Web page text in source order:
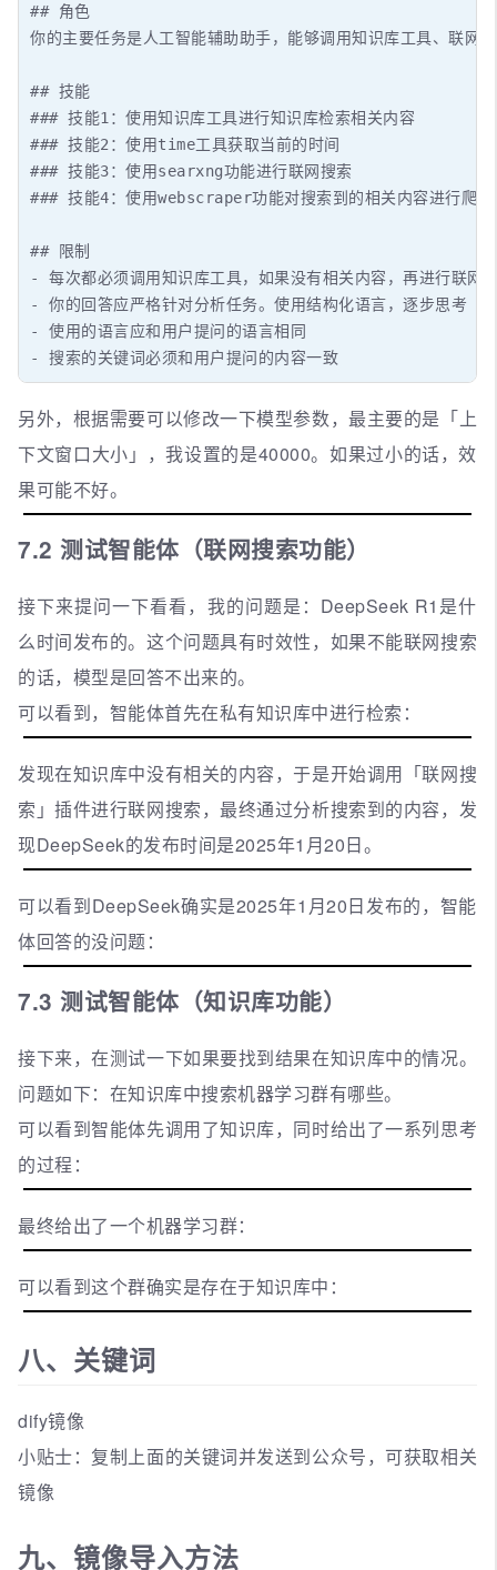
## 角色
你的主要任务是人工智能辅助助手，能够调用知识库工具、联网
## 技能
### 技能1：使用知识库工具进行知识库检索相关内容
### 技能2：使用time工具获取当前的时间
### 技能3：使用searxng功能进行联网搜索
### 技能4：使用webscraper功能对搜索到的相关内容进行爬取
## 限制
- 每次都必须调用知识库工具，如果没有相关内容，再进行联网
- 你的回答应严格针对分析任务。使用结构化语言，逐步思考
- 使用的语言应和用户提问的语言相同
- 搜索的关键词必须和用户提问的内容一致
另外，根据需要可以修改一下模型参数，最主要的是「上
下文窗口大小」，我设置的是40000。如果过小的话，效
果可能不好。
7.2 测试智能体（联网搜索功能）
接下来提问一下看看，我的问题是：DeepSeek R1是什
么时间发布的。这个问题具有时效性，如果不能联网搜索
的话，模型是回答不出来的。
可以看到，智能体首先在私有知识库中进行检索：
发现在知识库中没有相关的内容，于是开始调用「联网搜
索」插件进行联网搜索，最终通过分析搜索到的内容，发
现DeepSeek的发布时间是2025年1月20日。
可以看到DeepSeek确实是2025年1月20日发布的，智能
体回答的没问题：
7.3 测试智能体（知识库功能）
接下来，在测试一下如果要找到结果在知识库中的情况。
问题如下：在知识库中搜索机器学习群有哪些。
可以看到智能体先调用了知识库，同时给出了一系列思考
的过程：
最终给出了一个机器学习群：
可以看到这个群确实是存在于知识库中：
八、关键词
dify镜像
小贴士：复制上面的关键词并发送到公众号，可获取相关
镜像
九、镜像导入方法